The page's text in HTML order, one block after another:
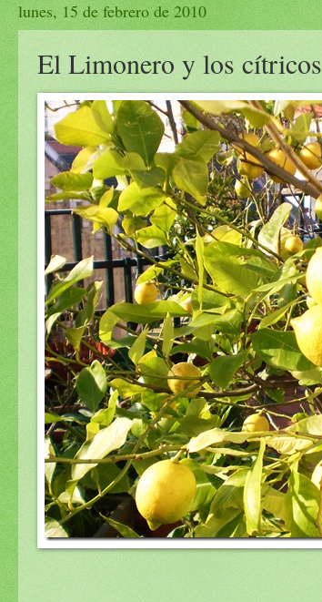
lunes, 15 de febrero de 2010
El Limonero y los cítricos